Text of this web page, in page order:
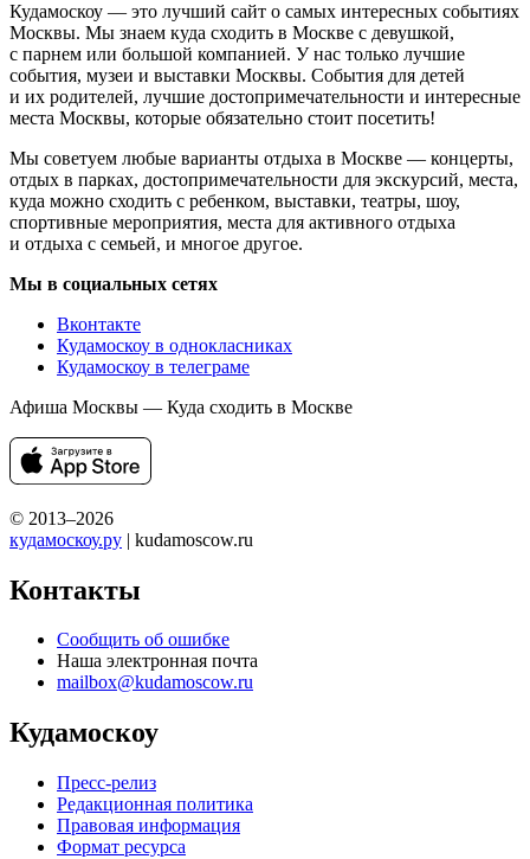
Кудамоскоу — это лучший сайт о самых интересных событиях
Москвы. Мы знаем куда сходить в Москве с девушкой,
с парнем или большой компанией. У нас только лучшие
события, музеи и выставки Москвы. События для детей
и их родителей, лучшие достопримечательности и интересные
места Москвы, которые обязательно стоит посетить!
Мы советуем любые варианты отдыха в Москве — концерты,
отдых в парках, достопримечательности для экскурсий, места,
куда можно сходить с ребенком, выставки, театры, шоу,
спортивные мероприятия, места для активного отдыха
и отдыха с семьей, и многое другое.
Мы в социальных сетях
Вконтакте
Кудамоскоу в однокласниках
Кудамоскоу в телеграме
Афиша Москвы — Куда сходить в Москве
© 2013–2026
кудамоскоу.ру | kudamoscow.ru
Контакты
Сообщить об ошибке
Наша электронная почта
mailbox@kudamoscow.ru
Кудамоскоу
Пресс-релиз
Редакционная политика
Правовая информация
Формат ресурса